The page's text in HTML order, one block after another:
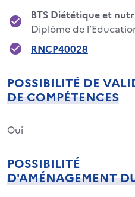
BTS Diététique et
Diplôme de
RNCP40028
POSSIBILITÉ DE
DE COMPÉTENCES
Oui
POSSIBILITÉ
D'AMÉNAGEMENT